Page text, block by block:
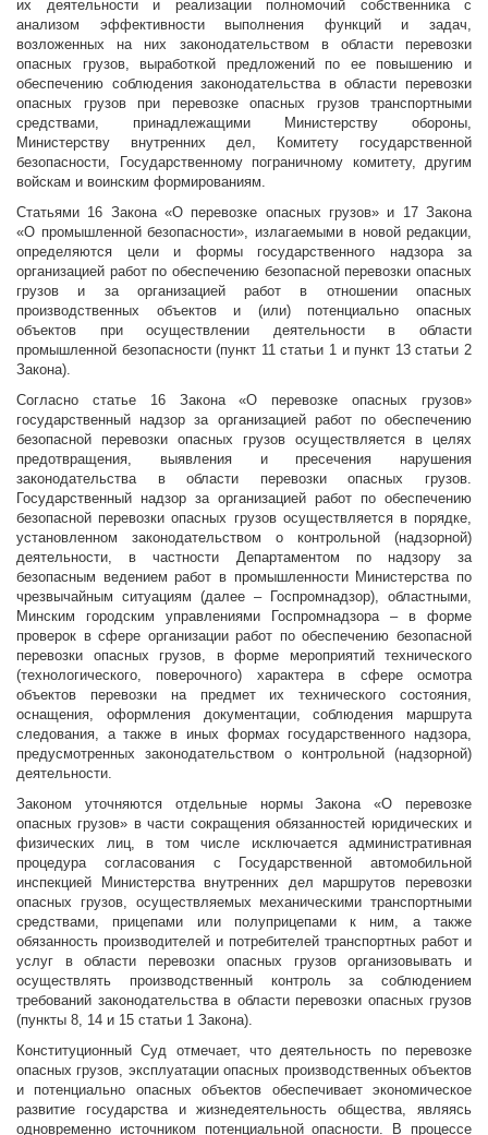
их деятельности и реализации полномочий собственника с
анализом эффективности выполнения функций и задач,
возложенных на них законодательством в области перевозки
опасных грузов, выработкой предложений по ее повышению и
обеспечению соблюдения законодательства в области перевозки
опасных грузов при перевозке опасных грузов транспортными
средствами, принадлежащими Министерству обороны,
Министерству внутренних дел, Комитету государственной
безопасности, Государственному пограничному комитету, другим
войскам и воинским формированиям.
Статьями 16 Закона «О перевозке опасных грузов» и 17 Закона
«О промышленной безопасности», излагаемыми в новой редакции,
определяются цели и формы государственного надзора за
организацией работ по обеспечению безопасной перевозки опасных
грузов и за организацией работ в отношении опасных
производственных объектов и (или) потенциально опасных
объектов при осуществлении деятельности в области
промышленной безопасности (пункт 11 статьи 1 и пункт 13 статьи 2
Закона).
Согласно статье 16 Закона «О перевозке опасных грузов»
государственный надзор за организацией работ по обеспечению
безопасной перевозки опасных грузов осуществляется в целях
предотвращения, выявления и пресечения нарушения
законодательства в области перевозки опасных грузов.
Государственный надзор за организацией работ по обеспечению
безопасной перевозки опасных грузов осуществляется в порядке,
установленном законодательством о контрольной (надзорной)
деятельности, в частности Департаментом по надзору за
безопасным ведением работ в промышленности Министерства по
чрезвычайным ситуациям (далее – Госпромнадзор), областными,
Минским городским управлениями Госпромнадзора – в форме
проверок в сфере организации работ по обеспечению безопасной
перевозки опасных грузов, в форме мероприятий технического
(технологического, поверочного) характера в сфере осмотра
объектов перевозки на предмет их технического состояния,
оснащения, оформления документации, соблюдения маршрута
следования, а также в иных формах государственного надзора,
предусмотренных законодательством о контрольной (надзорной)
деятельности.
Законом уточняются отдельные нормы Закона «О перевозке
опасных грузов» в части сокращения обязанностей юридических и
физических лиц, в том числе исключается административная
процедура согласования с Государственной автомобильной
инспекцией Министерства внутренних дел маршрутов перевозки
опасных грузов, осуществляемых механическими транспортными
средствами, прицепами или полуприцепами к ним, а также
обязанность производителей и потребителей транспортных работ и
услуг в области перевозки опасных грузов организовывать и
осуществлять производственный контроль за соблюдением
требований законодательства в области перевозки опасных грузов
(пункты 8, 14 и 15 статьи 1 Закона).
Конституционный Суд отмечает, что деятельность по перевозке
опасных грузов, эксплуатации опасных производственных объектов
и потенциально опасных объектов обеспечивает экономическое
развитие государства и жизнедеятельность общества, являясь
одновременно источником потенциальной опасности. В процессе